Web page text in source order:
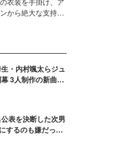
える、美容好きの
ケア事情を紹介し
から絶大な支持を
ぶ。一人ひとりの
、魅力を引き出す
くの女性たちに勇
続けている。
・内村颯太らジュ
3人制作の新曲＆
【ゲネプロレポ】
表を決断した次男
するのも嫌だっ